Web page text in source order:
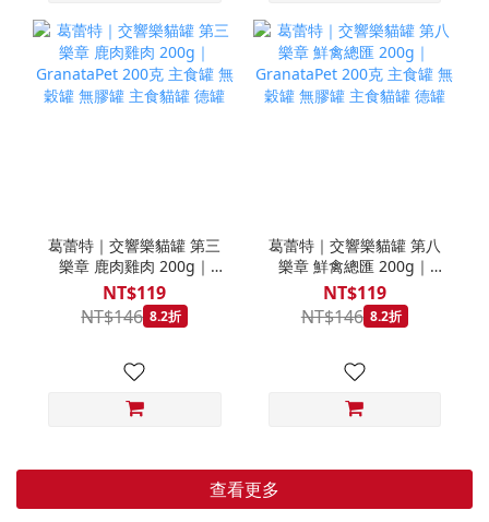
葛蕾特｜交響樂貓罐 第三
樂章 鹿肉雞肉 200g｜
GranataPet 200克 主食罐
無穀罐 無膠罐 主食貓罐 德
罐
NT$119
NT$146 8.2折
葛蕾特｜交響樂貓罐 第八
樂章 鮮禽總匯 200g｜
GranataPet 200克 主食罐
無穀罐 無膠罐 主食貓罐 德
罐
NT$119
NT$146 8.2折
查看更多